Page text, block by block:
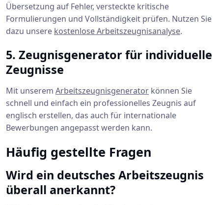
Übersetzung auf Fehler, versteckte kritische
Formulierungen und Vollständigkeit prüfen. Nutzen Sie
dazu unsere kostenlose Arbeitszeugnisanalyse.
5. Zeugnisgenerator für individuelle
Zeugnisse
Mit unserem Arbeitszeugnisgenerator können Sie
schnell und einfach ein professionelles Zeugnis auf
englisch erstellen, das auch für internationale
Bewerbungen angepasst werden kann.
Häufig gestellte Fragen
Wird ein deutsches Arbeitszeugnis
überall anerkannt?